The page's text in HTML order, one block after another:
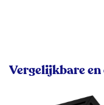
Vergelijkbare